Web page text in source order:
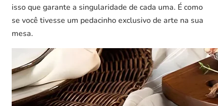
isso que garante a singularidade de cada uma. É como
se você tivesse um pedacinho exclusivo de arte na sua
mesa.